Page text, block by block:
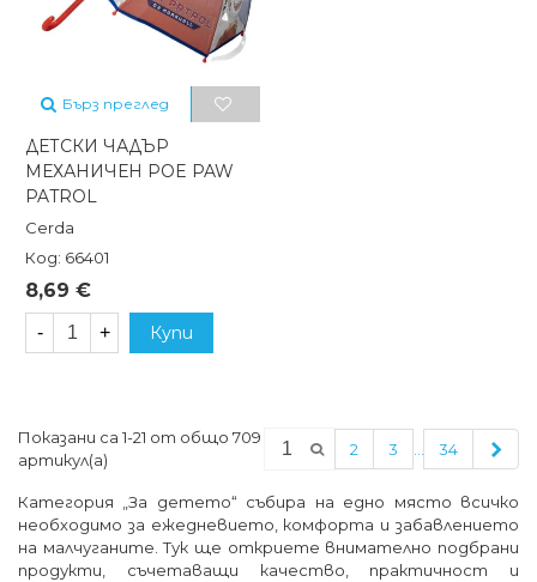
Бърз преглед
ДЕТСКИ ЧАДЪР
МЕХАНИЧЕН POE PAW
PATROL
Cerda
Код: 66401
8,69 €
- + Купи
Показани са 1-21 от общо 709
артикул(а)
2 3 34
Категория „За детето“ събира на едно място всичко
необходимо за ежедневието, комфорта и забавлението
на малчуганите. Тук ще откриете внимателно подбрани
продукти, съчетаващи качество, практичност и